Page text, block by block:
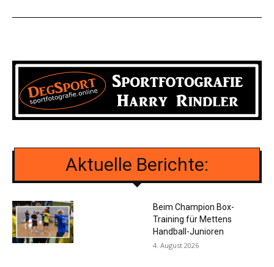
Aktuelle Berichte:
Beim Champion Box-
Training für Mettens
Handball-Junioren
4. August 2026